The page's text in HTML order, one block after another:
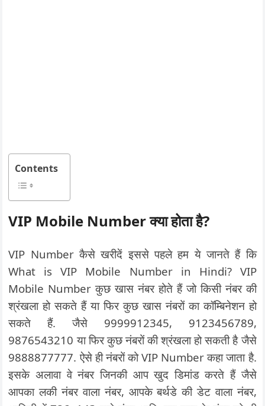
Contents
VIP Mobile Number क्या होता है?
VIP Number कैसे खरीदें इससे पहले हम ये जानते हैं कि
What is VIP Mobile Number in Hindi? VIP
Mobile Number कुछ खास नंबर होते हैं जो किसी नंबर की
श्रंखला हो सकते हैं या फिर कुछ खास नंबरों का कॉम्बिनेशन हो
सकते हैं. जैसे 9999912345, 9123456789,
9876543210 या फिर कुछ नंबरों की श्रंखला हो सकती है जैसे
9888877777. ऐसे ही नंबरों को VIP Number कहा जाता है.
इसके अलावा वे नंबर जिनकी आप खुद डिमांड करते हैं जैसे
आपका लकी नंबर वाला नंबर, आपके बर्थडे की डेट वाला नंबर,